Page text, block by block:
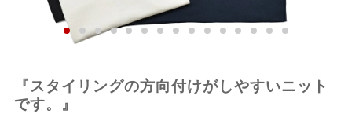
『スタイリングの方向付けがしやすいニット
です。』